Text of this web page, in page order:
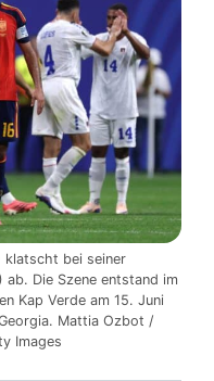
klatscht bei seiner
ab. Die Szene entstand im
Kap Verde am 15. Juni
Mattia Ozbot /
Images